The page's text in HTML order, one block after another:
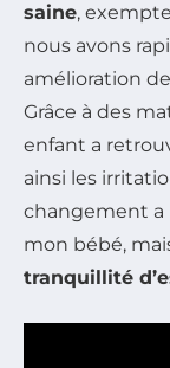
saine,
nous avons
amélioration
Grâce à des
enfant a
ainsi les
changement a
mon bébé,
tranquillité